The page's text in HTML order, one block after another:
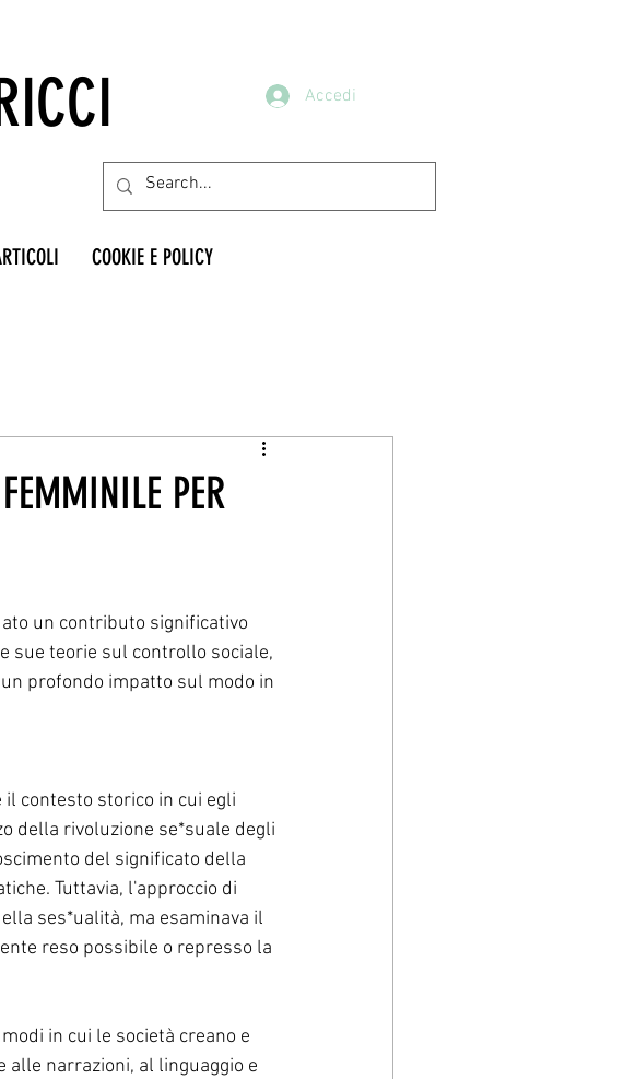
Accedi
COOKIE E POLICY
PER
un contributo significativo
sue teorie sul controllo sociale,
profondo impatto sul modo in
contesto storico in cui egli
della rivoluzione se*suale degli
del significato della
Tuttavia, l'approccio di
ses*ualità, ma esaminava il
reso possibile o represso la
in cui le società creano e
narrazioni, al linguaggio e